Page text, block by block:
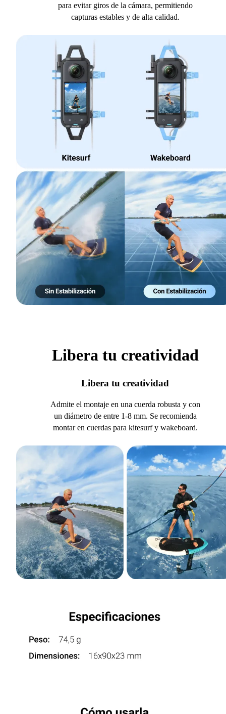
para evitar giros de la cámara, permitiendo
capturas estables y de alta calidad.
Libera tu creatividad
Libera tu creatividad
Admite el montaje en una cuerda robusta y con
un diámetro de entre 1-8 mm. Se recomienda
montar en cuerdas para kitesurf y wakeboard.